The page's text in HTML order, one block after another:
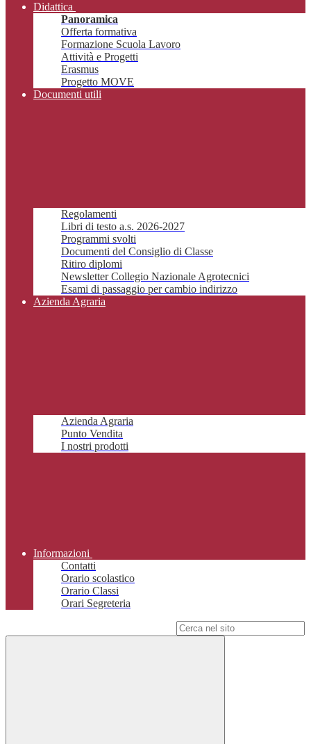
Didattica
Panoramica
Offerta formativa
Formazione Scuola Lavoro
Attività e Progetti
Erasmus
Progetto MOVE
Documenti utili
Regolamenti
Libri di testo a.s. 2026-2027
Programmi svolti
Documenti del Consiglio di Classe
Ritiro diplomi
Newsletter Collegio Nazionale Agrotecnici
Esami di passaggio per cambio indirizzo
Azienda Agraria
Azienda Agraria
Punto Vendita
I nostri prodotti
Informazioni
Contatti
Orario scolastico
Orario Classi
Orari Segreteria